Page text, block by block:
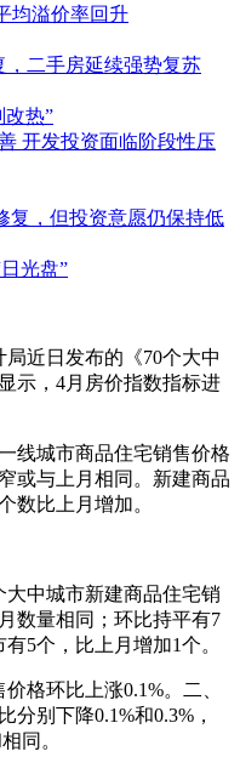
均溢价率回升
，二手房延续强势复苏
改热”
开发投资面临阶段性压
复，但投资意愿仍保持低
光盘”
局近日发布的《70个大中
示，4月房价指数指标进
城市商品住宅销售价格
或与上月相同。新建商品
数比上月增加。
中城市新建商品住宅销
数量相同；环比持平有7
5个，比上月增加1个。
环比上涨0.1%。二、
别下降0.1%和0.3%，
同。